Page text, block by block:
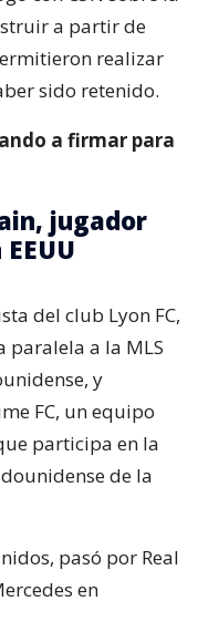
a partir de
realizar
sido retenido.
a firmar para
jugador
del club Lyon FC,
paralela a la MLS
y
FC, un equipo
participa en la
de la
pasó por Real
en